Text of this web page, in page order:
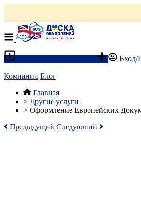
Вход/
Компании Блог
Главная
> Другие услуги
> Оформление Европейских
Предыдущий Следующий